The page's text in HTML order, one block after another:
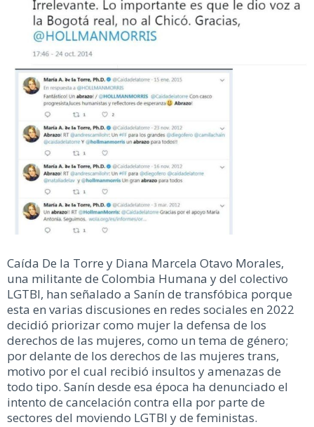
Caída De la Torre y Diana Marcela Otavo Morales,
una militante de Colombia Humana y del colectivo
LGTBI, han señalado a Sanín de transfóbica porque
esta en varias discusiones en redes sociales en 2022
decidió priorizar como mujer la defensa de los
derechos de las mujeres, como un tema de género;
por delante de los derechos de las mujeres trans,
motivo por el cual recibió insultos y amenazas de
todo tipo. Sanín desde esa época ha denunciado el
intento de cancelación contra ella por parte de
sectores del moviendo LGTBI y de feministas.